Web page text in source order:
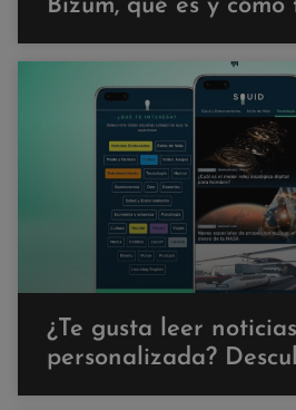
Bizum, qué es y
¿Te gusta leer
personalizada?